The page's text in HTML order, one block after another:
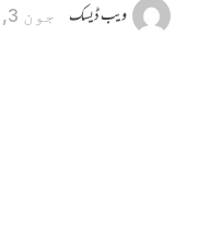
ویب ڈیسک جون 3, 2026